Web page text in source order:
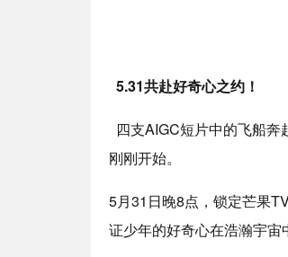
5.31共赴好奇心之约！
四支AIGC短片中的飞船
刚刚开始。
5月31日晚8点，锁定芒果
证少年的好奇心在浩瀚宇宙